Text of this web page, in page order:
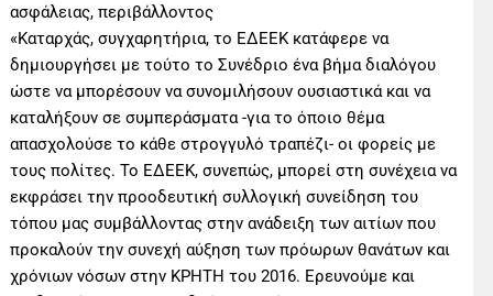
ασφάλειας, περιβάλλοντος
«Kαταρχάς, συγχαρητήρια, το ΕΔΕΕΚ κατάφερε να
δημιουργήσει με τούτο το Συνέδριο ένα βήμα διαλόγου
ώστε να μπορέσουν να συνομιλήσουν ουσιαστικά και να
καταλήξουν σε συμπεράσματα -για το όποιο θέμα
απασχολούσε το κάθε στρογγυλό τραπέζι- οι φορείς με
τους πολίτες. Το ΕΔΕΕΚ, συνεπώς, μπορεί στη συνέχεια να
εκφράσει την προοδευτική συλλογική συνείδηση του
τόπου μας συμβάλλοντας στην ανάδειξη των αιτίων που
προκαλούν την συνεχή αύξηση των πρόωρων θανάτων και
χρόνιων νόσων στην ΚΡΗΤΗ του 2016. Ερευνούμε και